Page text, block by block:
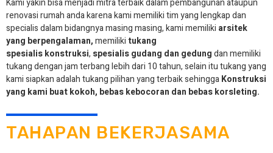
Kami yakin bisa menjadi mitra terbaik dalam pembangunan ataupun
renovasi rumah anda karena kami memiliki tim yang lengkap dan
specialis dalam bidangnya masing masing, kami memiliki arsitek
yang berpengalaman,memiliki tukang
spesialiskonstruksi, spesialis gudang dan gedungdan memiliki
tukang dengan jam terbang lebih dari 10 tahun, selain itu tukang yang
kami siapkan adalah tukang pilihan yang terbaik sehinggaKonstruksi
yang kami buat kokoh, bebas kebocoran dan bebas korsleting.
TAHAPAN BEKERJASAMA